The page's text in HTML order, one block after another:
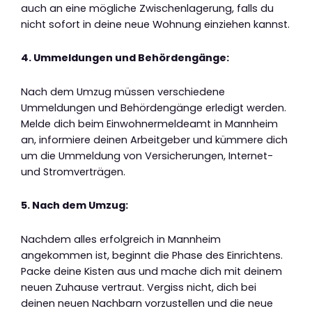
auch an eine mögliche Zwischenlagerung, falls du
nicht sofort in deine neue Wohnung einziehen kannst.
4. Ummeldungen und Behördengänge:
Nach dem Umzug müssen verschiedene
Ummeldungen und Behördengänge erledigt werden.
Melde dich beim Einwohnermeldeamt in Mannheim
an, informiere deinen Arbeitgeber und kümmere dich
um die Ummeldung von Versicherungen, Internet-
und Stromverträgen.
5. Nach dem Umzug:
Nachdem alles erfolgreich in Mannheim
angekommen ist, beginnt die Phase des Einrichtens.
Packe deine Kisten aus und mache dich mit deinem
neuen Zuhause vertraut. Vergiss nicht, dich bei
deinen neuen Nachbarn vorzustellen und die neue